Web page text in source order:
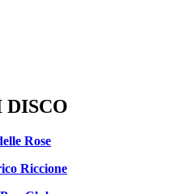
DISCO
Rose
Riccione